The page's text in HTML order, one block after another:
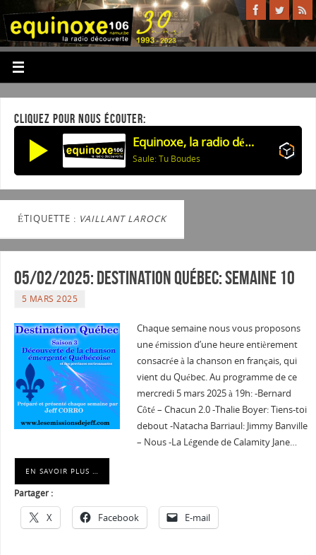
CLIQUEZ POUR NOUS ÉCOUTER:
Equinoxe, la radio découverte
Saule: Tu Boudes
ÉTIQUETTE : VAILLANT LAROCK
05/02/2025: Destination Québec: semaine 10
5 MARS 2025
Chaque semaine nous vous proposons
une émission d’une heure entièrement
consacrée à la chanson en français, qui
vient du Québec. Au programme de ce
mercredi 5 mars 2025 à 19h: -Bernard
Côté – Chacun 2.0 -Thalie Boyer: Tiens-toi
debout -Natacha Barriaul: Jimmy Banville
– Nous -La Légende de Calamity Jane…
EN SAVOIR PLUS …
Partager :
X Facebook E-mail